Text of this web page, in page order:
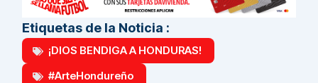
Etiquetas de la Noticia :
¡DIOS BENDIGA A HONDURAS!
#ArteHondureño